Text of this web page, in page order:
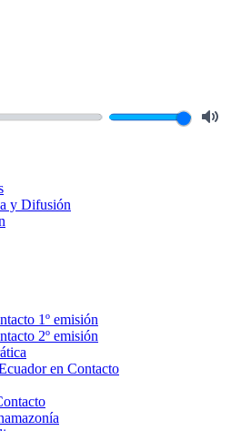
y Difusión
1º emisión
2º emisión
en Contacto